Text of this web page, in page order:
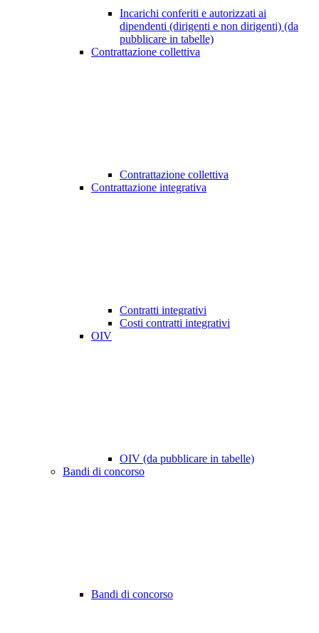
Incarichi conferiti e autorizzati ai
dipendenti (dirigenti e non dirigenti) (da
pubblicare in tabelle)
Contrattazione collettiva
Contrattazione collettiva
Contrattazione integrativa
Contratti integrativi
Costi contratti integrativi
OIV
OIV (da pubblicare in tabelle)
Bandi di concorso
Bandi di concorso